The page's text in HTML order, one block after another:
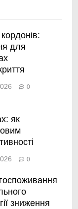
для
0
як
0
зниження